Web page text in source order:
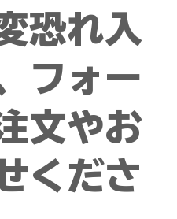
恐れ入
フォー
文やお
くださ